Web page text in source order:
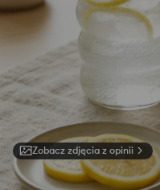
Zobacz zdjęcia z opinii